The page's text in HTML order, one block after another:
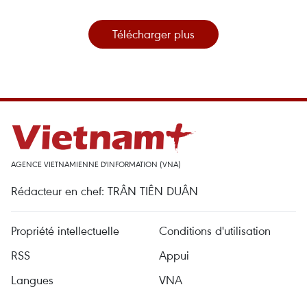
Télécharger plus
AGENCE VIETNAMIENNE D'INFORMATION (VNA)
Rédacteur en chef: TRÂN TIÊN DUÂN
Propriété intellectuelle
Conditions d'utilisation
RSS
Appui
Langues
VNA